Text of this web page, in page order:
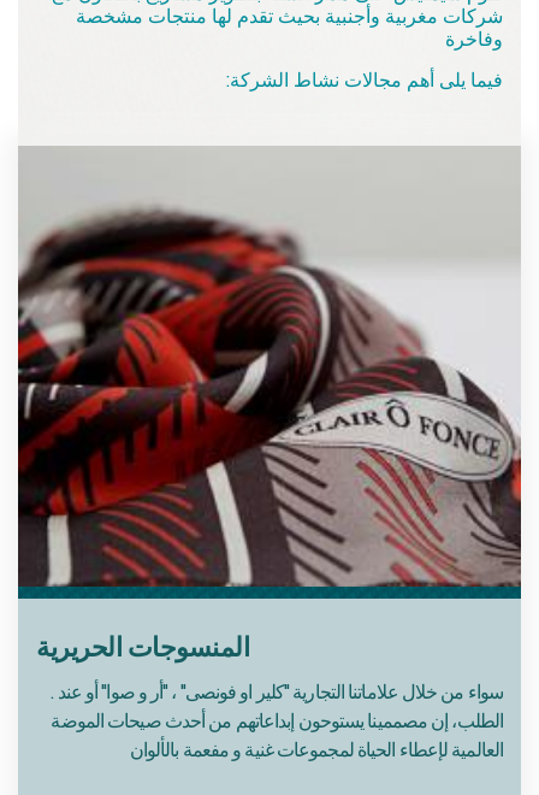
شركات مغربية وأجنبية بحيث تقدم لها منتجات مشخصة
وفاخرة
:فيما يلى أهم مجالات نشاط الشركة
المنسوجات الحريرية
. سواء من خلال علاماتنا التجارية "كلير او فونصى" ، "أر و صوا" أو عند
الطلب، إن مصممينا يستوحون إبداعاتهم من أحدث صيحات الموضة
العالمية لإعطاء الحياة لمجموعات غنية و مفعمة بالألوان